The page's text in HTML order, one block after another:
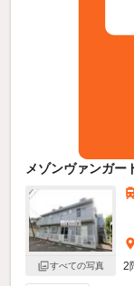
メゾンヴァンガー
すべての写真
2